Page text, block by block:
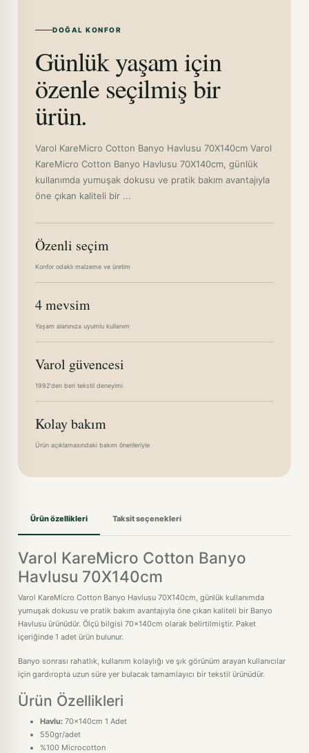
DOĞAL KONFOR
Günlük yaşam için
özenle seçilmiş bir
ürün.
Varol KareMicro Cotton Banyo Havlusu 70X140cm Varol
KareMicro Cotton Banyo Havlusu 70X140cm, günlük
kullanımda yumuşak dokusu ve pratik bakım avantajıyla
öne çıkan kaliteli bir ...
Özenli seçim
Konfor odaklı malzeme ve üretim
4 mevsim
Yaşam alanınıza uyumlu kullanım
Varol güvencesi
1992'den beri tekstil deneyimi
Kolay bakım
Ürün açıklamasındaki bakım önerileriyle
Ürün özellikleri Taksit seçenekleri
Varol KareMicro Cotton Banyo
Havlusu 70X140cm
Varol KareMicro Cotton Banyo Havlusu 70X140cm, günlük kullanımda
yumuşak dokusu ve pratik bakım avantajıyla öne çıkan kaliteli bir Banyo
Havlusu ürünüdür. Ölçü bilgisi 70x140cm olarak belirtilmiştir. Paket
içeriğinde 1 adet ürün bulunur.
Banyo sonrası rahatlık, kullanım kolaylığı ve şık görünüm arayan kullanıcılar
için gardıropta uzun süre yer bulacak tamamlayıcı bir tekstil ürünüdür.
Ürün Özellikleri
Havlu: 70x140cm 1 Adet
550gr/adet
%100 Microcotton